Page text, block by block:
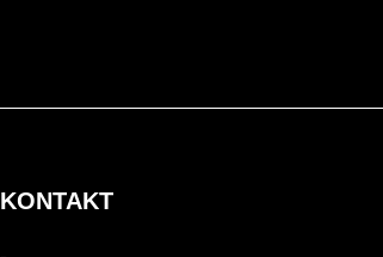
KONTAKT